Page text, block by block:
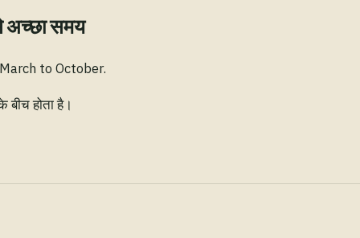
समय
to October.
होता है।